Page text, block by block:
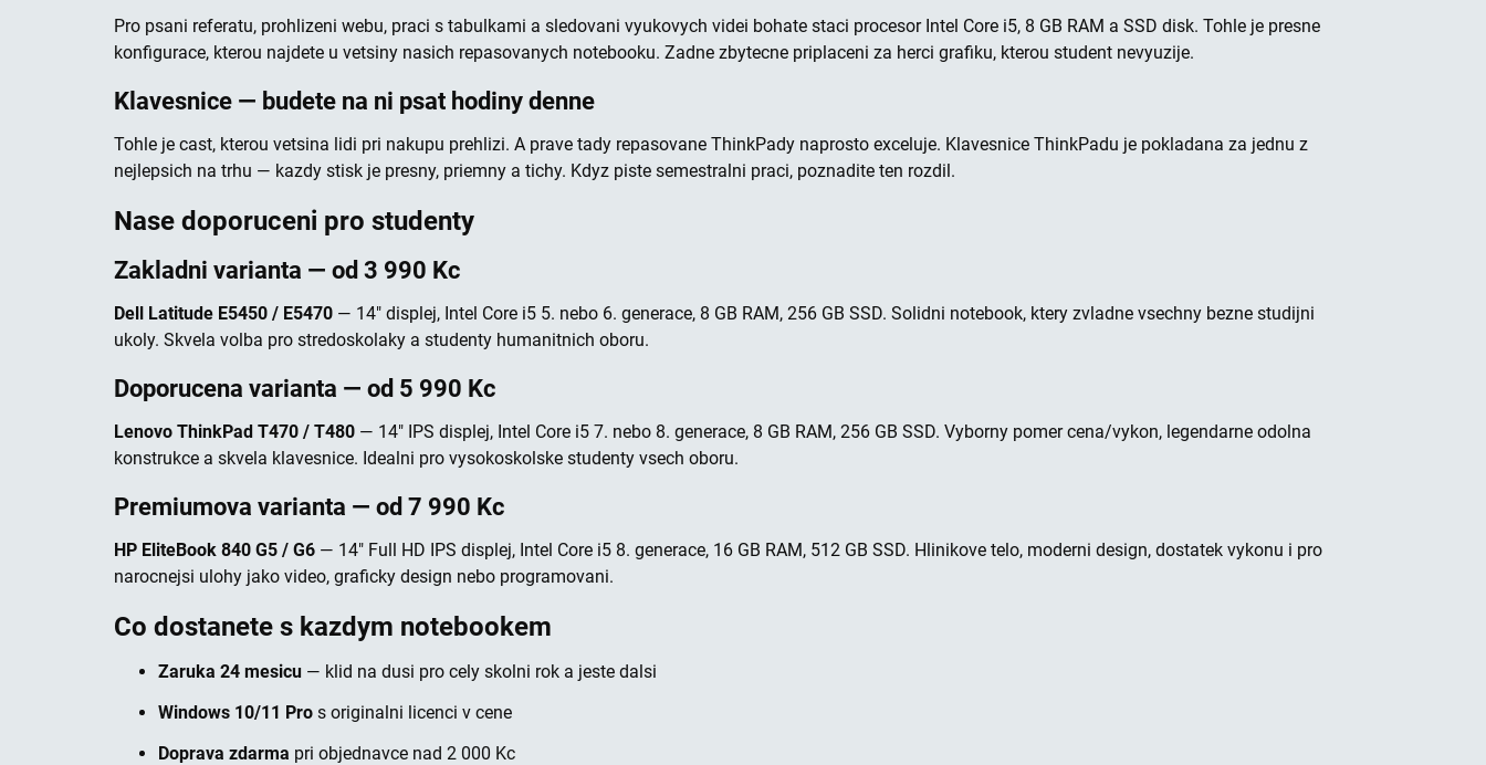
Pro psani referatu, prohlizeni webu, praci s tabulkami a sledovani vyukovych videi bohate staci procesor Intel Core i5, 8 GB RAM a SSD disk. Tohle je presne
konfigurace, kterou najdete u vetsiny nasich repasovanych notebooku. Zadne zbytecne priplaceni za herci grafiku, kterou student nevyuzije.
Klavesnice — budete na ni psat hodiny denne
Tohle je cast, kterou vetsina lidi pri nakupu prehlizi. A prave tady repasovane ThinkPady naprosto exceluje. Klavesnice ThinkPadu je pokladana za jednu z
nejlepsich na trhu — kazdy stisk je presny, priemny a tichy. Kdyz piste semestralni praci, poznadite ten rozdil.
Nase doporuceni pro studenty
Zakladni varianta — od 3 990 Kc
Dell Latitude E5450 / E5470 — 14" displej, Intel Core i5 5. nebo 6. generace, 8 GB RAM, 256 GB SSD. Solidni notebook, ktery zvladne vsechny bezne studijni
ukoly. Skvela volba pro stredoskolaky a studenty humanitnich oboru.
Doporucena varianta — od 5 990 Kc
Lenovo ThinkPad T470 / T480 — 14" IPS displej, Intel Core i5 7. nebo 8. generace, 8 GB RAM, 256 GB SSD. Vyborny pomer cena/vykon, legendarne odolna
konstrukce a skvela klavesnice. Idealni pro vysokoskolske studenty vsech oboru.
Premiumova varianta — od 7 990 Kc
HP EliteBook 840 G5 / G6 — 14" Full HD IPS displej, Intel Core i5 8. generace, 16 GB RAM, 512 GB SSD. Hlinikove telo, moderni design, dostatek vykonu i pro
narocnejsi ulohy jako video, graficky design nebo programovani.
Co dostanete s kazdym notebookem
Zaruka 24 mesicu — klid na dusi pro cely skolni rok a jeste dalsi
Windows 10/11 Pro s originalni licenci v cene
Doprava zdarma pri objednavce nad 2 000 Kc